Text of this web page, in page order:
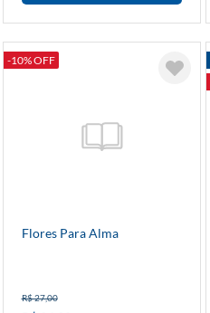
-10% OFF
Flores Para Alma
R$ 27,00